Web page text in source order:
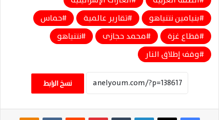
بنيامين نتنياهو
تقارير عالمية
حماس
قطاع غزة
محمد حجازى
نتنياهو
وقف إطلاق النار
نسخ الرابط
فيسبوك ‫X لينكدإن بينتيريست ‏VKontakte